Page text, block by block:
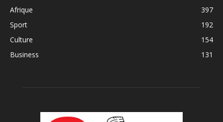
Afrique
397
Sport
192
Culture
154
Business
131